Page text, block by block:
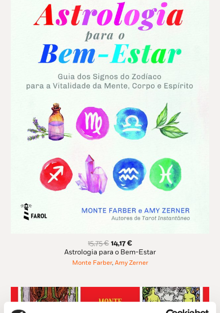
15,75€ O
preço
original
14,17€O
preço
atual
Astrologia para o Bem-Estar
Monte Farber, Amy Zerner